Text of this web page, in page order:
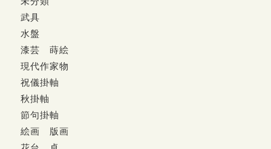
武具
水盤
漆芸 蒔絵
現代作家物
祝儀掛軸
秋掛軸
節句掛軸
絵画 版画